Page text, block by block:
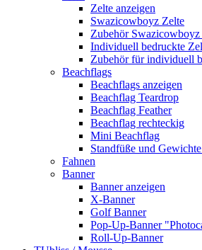
Zelte anzeigen
Swazicowboyz Zelte
Zubehör Swazicowboyz
Individuell bedruckte
Zubehör für individuell
Beachflags
Beachflags anzeigen
Beachflag Teardrop
Beachflag Feather
Beachflag rechteckig
Mini Beachflag
Standfüße und
Fahnen
Banner
Banner anzeigen
X-Banner
Golf Banner
Pop-Up-Banner
Roll-Up-Banner